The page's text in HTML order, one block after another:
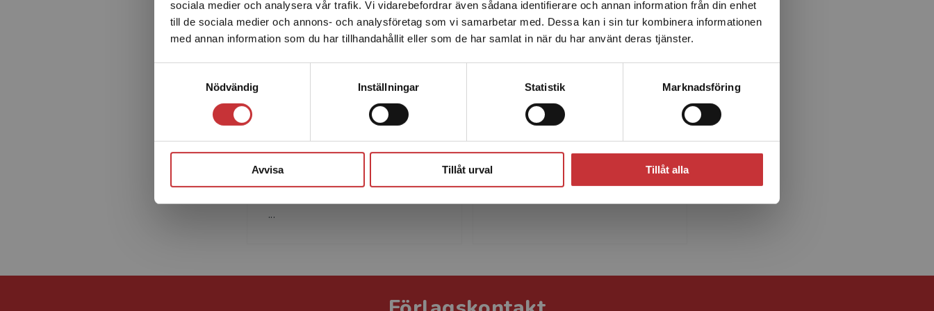
sociala medier och analysera vår trafik. Vi vidarebefordrar även sådana identifierare och annan information från din enhet
till de sociala medier och annons- och analysföretag som vi samarbetar med. Dessa kan i sin tur kombinera informationen
med annan information som du har tillhandahållit eller som de har samlat in när du har använt deras tjänster.
Nödvändig
Inställningar Statistik Marknadsföring
Avvisa Tillåt urval Tillåt alla
enhet utanför Sverige. Vi erbjuder inte leveranser utanför
Sverige. För att kunna slutföra ett köp måste
leveransadressen vara i Sverige.Läs mer
Lena-Karin Erlandsson
Högskolan i Halmstad. Hon har
...
Maria Nilsson